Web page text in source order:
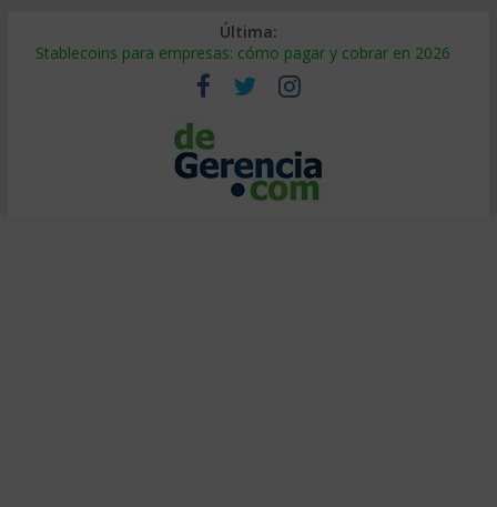
Última:
Stablecoins para empresas: cómo pagar y cobrar en 2026
Despido silencioso: qué es y por qué sale tan caro
IA en selección de personal: cómo auditarla a tiempo
Trabajo forzoso en la cadena de suministro: qué hacer
Mercado hispano de EE. UU.: cómo segmentarlo y venderle